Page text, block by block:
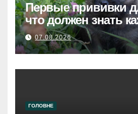
Первые прививки
что должен знать
хозяин
07.08.2026
ГОЛОВНЕ